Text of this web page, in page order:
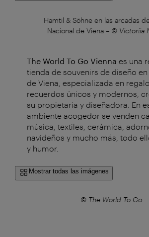
Hamtil & Söhne en las arcadas
Nacional de Viena– © Victoriia
The World To Go Vienna es una
tienda de souvenirs de diseño
de Viena, especializada en
recuerdos únicos y modernos,
su propietaria y diseñadora. En
ambiente acogedor se venden
música, textiles, cerámica,
navideños y mucho más, todo
y humor.
Mostrar todas las imágenes
© The World To Go